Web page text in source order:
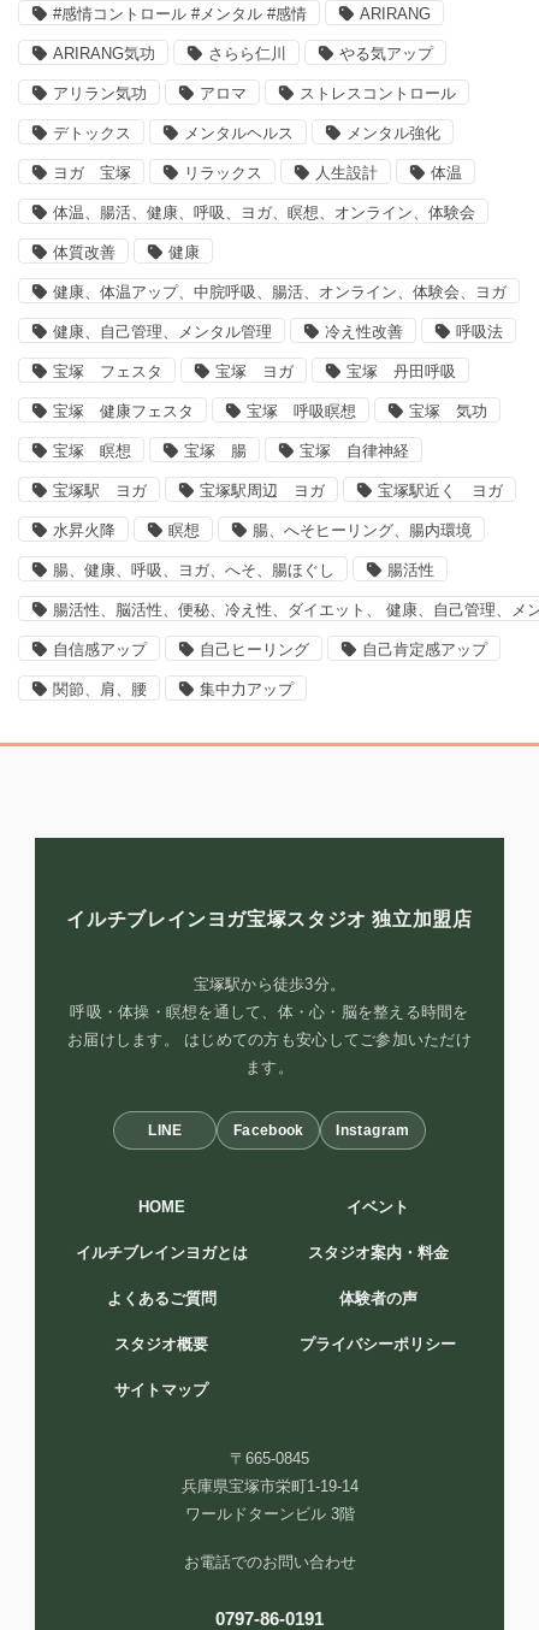
#感情コントロール #メンタル #感情 ARIRANG
ARIRANG気功 さらら仁川 やる気アップ
アリラン気功 アロマ ストレスコントロール
デトックス メンタルヘルス メンタル強化
ヨガ 宝塚 リラックス 人生設計 体温
体温、腸活、健康、呼吸、ヨガ、瞑想、オンライン、体験会
体質改善 健康
健康、体温アップ、中脘呼吸、腸活、オンライン、体験会、ヨガ
健康、自己管理、メンタル管理 冷え性改善 呼吸法
宝塚 フェスタ 宝塚 ヨガ 宝塚 丹田呼吸
宝塚 健康フェスタ 宝塚 呼吸瞑想 宝塚 気功
宝塚 瞑想 宝塚 腸 宝塚 自律神経
宝塚駅 ヨガ 宝塚駅周辺 ヨガ 宝塚駅近く ヨガ
水昇火降 瞑想 腸、へそヒーリング、腸内環境
腸、健康、呼吸、ヨガ、へそ、腸ほぐし 腸活性
腸活性、脳活性、便秘、冷え性、ダイエット、 健康、自己管理、メ
自信感アップ 自己ヒーリング 自己肯定感アップ
関節、肩、腰 集中力アップ
イルチブレインヨガ宝塚スタジオ独立加盟店
宝塚駅から徒歩3分。
呼吸・体操・瞑想を通して、体・心・脳を整える時間を
お届けします。 はじめての方も安心してご参加いただけ
ます。
LINE Facebook Instagram
HOME イベント
イルチブレインヨガとは スタジオ案内・料金
よくあるご質問 体験者の声
スタジオ概要 プライバシーポリシー
サイトマップ
〒665-0845
兵庫県宝塚市栄町1-19-14
ワールドターンビル 3階
お電話でのお問い合わせ
0797-86-0191